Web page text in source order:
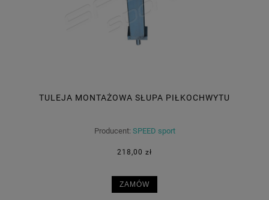
TULEJA MONTAŻOWA SŁUPA PIŁKOCHWYTU
Producent: SPEED sport
218,00 zł
ZAMÓW